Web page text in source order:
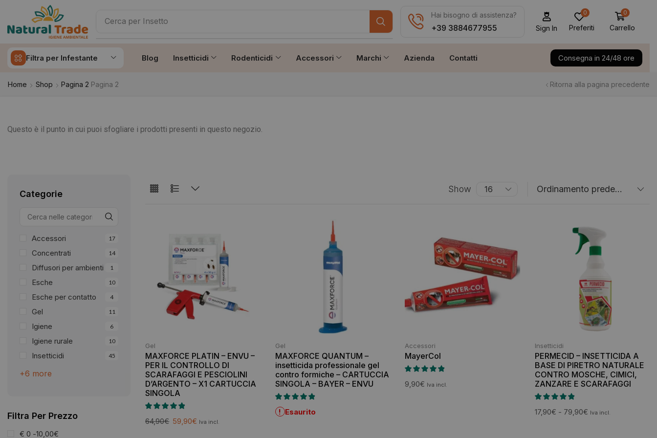
Cerca per Insetto
Hai bisogno di assistenza?
+39 3884677955 Sign In
0
Preferiti
0
Carrello
Filtra per Infestante Blog Insetticidi Rodenticidi Accessori Marchi Azienda Contatti Consegna in 24/48 ore
Home Shop Pagina 2 Pagina 2 Ritorna alla pagina precedente
Questo è il punto in cui puoi sfogliare i prodotti presenti in questo negozio.
Categorie
Accessori 17
Concentrati 14
Diffusori per ambienti 1
Esche 10
Esche per contatto 4
Gel 11
Igiene 6
Igiene rurale 10
Insetticidi 45
+6 more
Filtra Per Prezzo
€ 0 -10,00€
Show
Gel
MAXFORCE PLATIN – ENVU –
PER IL CONTROLLO DI
SCARAFAGGI E PESCIOLINI
D’ARGENTO – X1 CARTUCCIA
SINGOLA
64,90€ 59,90€ Iva incl.
Gel
MAXFORCE QUANTUM –
insetticida professionale gel
contro formiche – CARTUCCIA
SINGOLA – BAYER – ENVU
! Esaurito
Accessori
MayerCol
9,90€ Iva incl.
Insetticidi
PERMECID – INSETTICIDA A
BASE DI PIRETRO NATURALE
CONTRO MOSCHE, CIMICI,
ZANZARE E SCARAFAGGI
17,90€ - 79,90€ Iva incl.